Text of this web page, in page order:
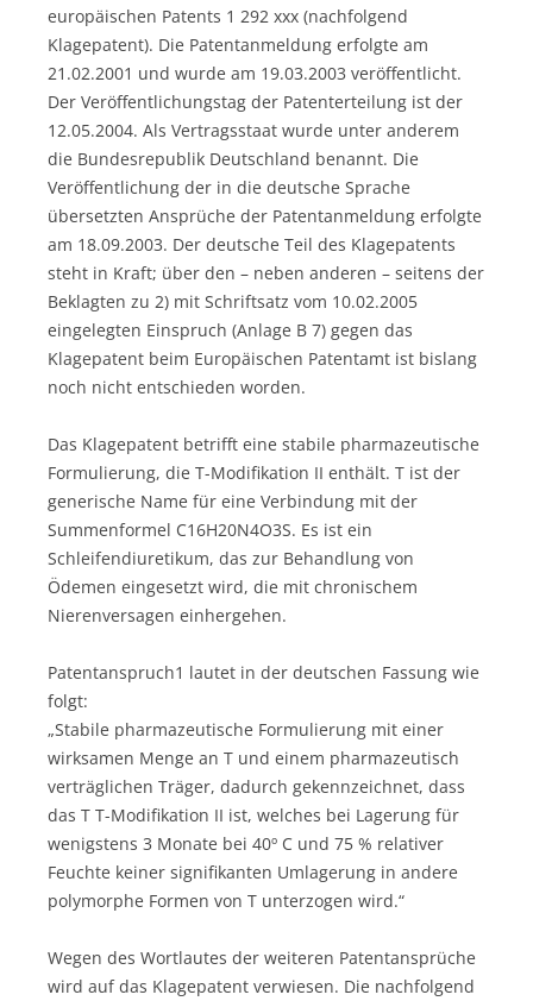
europäischen Patents 1 292 xxx (nachfolgend
Klagepatent). Die Patentanmeldung erfolgte am
21.02.2001 und wurde am 19.03.2003 veröffentlicht.
Der Veröffentlichungstag der Patenterteilung ist der
12.05.2004. Als Vertragsstaat wurde unter anderem
die Bundesrepublik Deutschland benannt. Die
Veröffentlichung der in die deutsche Sprache
übersetzten Ansprüche der Patentanmeldung erfolgte
am 18.09.2003. Der deutsche Teil des Klagepatents
steht in Kraft; über den – neben anderen – seitens der
Beklagten zu 2) mit Schriftsatz vom 10.02.2005
eingelegten Einspruch (Anlage B 7) gegen das
Klagepatent beim Europäischen Patentamt ist bislang
noch nicht entschieden worden.
Das Klagepatent betrifft eine stabile pharmazeutische
Formulierung, die T-Modifikation II enthält. T ist der
generische Name für eine Verbindung mit der
Summenformel C16H20N4O3S. Es ist ein
Schleifendiuretikum, das zur Behandlung von
Ödemen eingesetzt wird, die mit chronischem
Nierenversagen einhergehen.
Patentanspruch1 lautet in der deutschen Fassung wie
folgt:
„Stabile pharmazeutische Formulierung mit einer
wirksamen Menge an T und einem pharmazeutisch
verträglichen Träger, dadurch gekennzeichnet, dass
das T T-Modifikation II ist, welches bei Lagerung für
wenigstens 3 Monate bei 40º C und 75 % relativer
Feuchte keiner signifikanten Umlagerung in andere
polymorphe Formen von T unterzogen wird.“
Wegen des Wortlautes der weiteren Patentansprüche
wird auf das Klagepatent verwiesen. Die nachfolgend